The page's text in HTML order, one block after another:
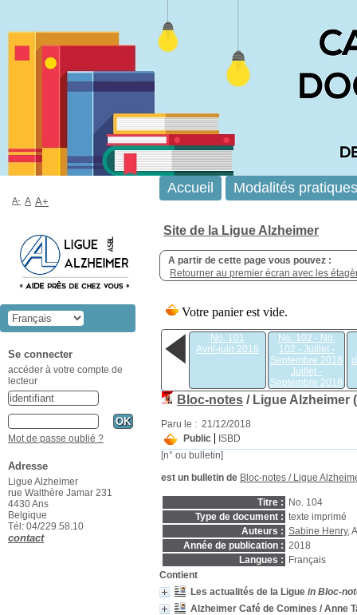
Site de la Ligue Alzheimer
A partir de cette page vous pouvez :
Retourner au premier écran avec les
No. 101
Avril-juin 2018
No. 102 - No.
102 - Juillet -
Septembre 2018
Juillet -
Septembre 2018
Bloc-notes / Ligue Alzheimer
Paru le : 21/12/2018
Public
ISBD
[n° ou bulletin]
est un bulletin de Bloc-notes / Ligue
Titre :
No. 104
Type de document : texte imprimé
Auteurs : Sabine Henry,
Année de publication : 2018
Langues :
Français
Contient
Les actualités de la Ligue in Bloc-
Alzheimer Café de Comines / Anne
Accueil Modalités pratiques
A- A A+
Se connecter
accéder à votre compte de
lecteur
Mot de passe oublié ?
Adresse
Ligue Alzheimer
rue Walthère Jamar 231
4430 Ans
Belgique
Tél: 04/229.58.10
contact